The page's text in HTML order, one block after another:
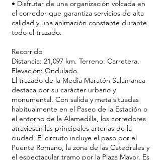
• Disfrutar de una organización volcada en
el corredor que garantiza servicios de alta
calidad y una animación constante durante
todo el trazado.
Recorrido
Distancia: 21,097 km. Terreno: Carretera.
Elevación: Ondulado.
El trazado de la Media Maratón Salamanca
destaca por su carácter urbano y
monumental. Con salida y meta situadas
habitualmente en el Paseo de la Estación o
el entorno de la Alamedilla, los corredores
atraviesan las principales arterias de la
ciudad. El circuito incluye el paso por el
Puente Romano, la zona de las Catedrales y
el espectacular tramo por la Plaza Mayor. Es